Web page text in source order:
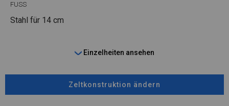
FUSS
Stahl für 14 cm
Einzelheiten ansehen
Zeltkonstruktion ändern